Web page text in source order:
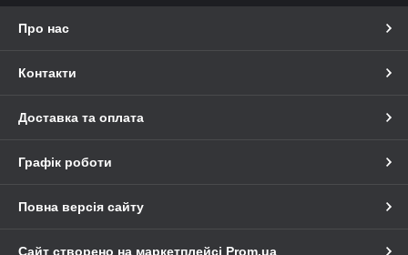
Про нас
Контакти
Доставка та оплата
Графік роботи
Повна версія сайту
Сайт створено на маркетплейсі Prom.ua